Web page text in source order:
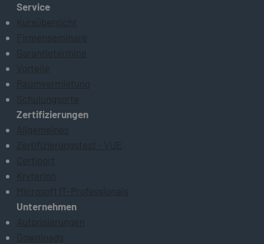
Service
Kursübersicht
Firmenseminare
Garantietermine
Vorteile
Raumvermietung
Schulungsorte
Zertifizierungen
Allgemeines
Zertifizierungstest - VUE
Certiport
Kryterion
Microsoft IT-Professionals
Unternehmen
Autorisierungen
Downloads